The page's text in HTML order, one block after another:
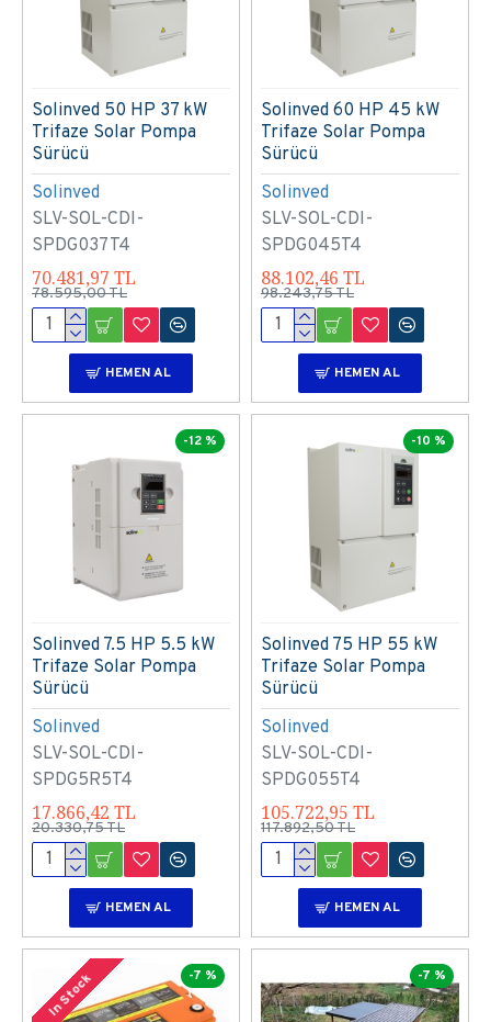
Solinved
SLV-SOL-CDI-
SPDG037T4
Solinved 50 HP 37 kW
Trifaze Solar Pompa
Sürücü
70.481,97 TL
78.595,00 TL
HEMEN AL
Solinved
SLV-SOL-CDI-
SPDG045T4
Solinved 60 HP 45 kW
Trifaze Solar Pompa
Sürücü
88.102,46 TL
98.243,75 TL
HEMEN AL
-12 %
Solinved
SLV-SOL-CDI-
SPDG5R5T4
Solinved 7.5 HP 5.5 kW
Trifaze Solar Pompa
Sürücü
17.866,42 TL
20.330,75 TL
HEMEN AL
-10 %
Solinved
SLV-SOL-CDI-
SPDG055T4
Solinved 75 HP 55 kW
Trifaze Solar Pompa
Sürücü
105.722,95 TL
117.892,50 TL
HEMEN AL
-7 %
In Stock -7 %